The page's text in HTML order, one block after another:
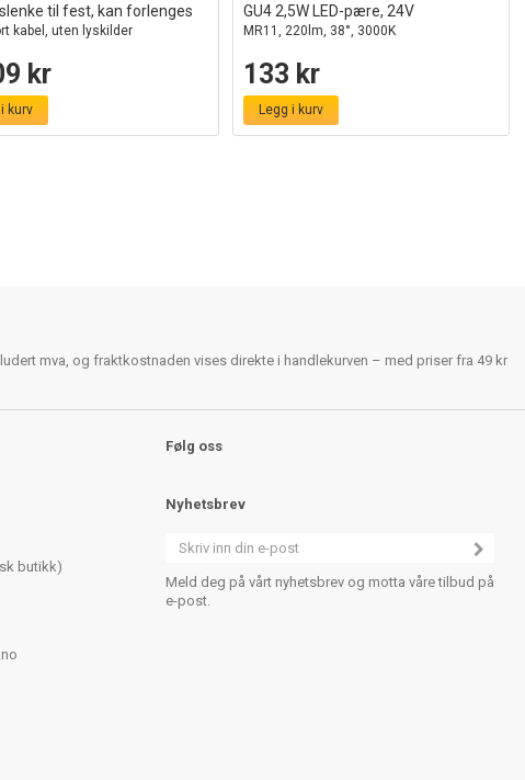
til fest, kan forlenges
kabel, uten lyskilder
kr
kurv
GU4 2,5W LED-pære, 24V
MR11, 220lm, 38°, 3000K
133 kr
Legg i kurv
mva, og fraktkostnaden vises direkte i handlekurven – med priser fra 49 kr
butikk)
Følg oss
Nyhetsbrev
Meld deg på vårt nyhetsbrev og motta våre tilbud på
e-post.